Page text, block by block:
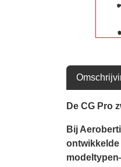
De CG Pro
Bij
ontwikkelde